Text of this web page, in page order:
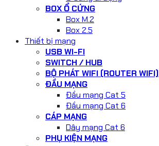
BOX Ổ CỨNG
Box M.2
Box 2.5
Thiết bị mạng
USB WI-FI
SWITCH / HUB
BỘ PHÁT WIFI (ROUTER WIFI)
ĐẦU MẠNG
Đầu mạng Cat 5
Đầu mạng Cat 6
CÁP MẠNG
Dây mạng Cat 6
PHỤ KIỆN MẠNG